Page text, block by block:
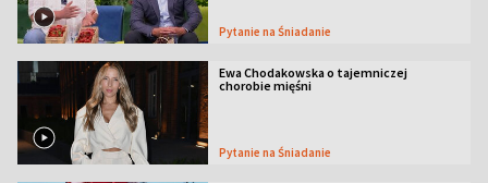
Pytanie na Śniadanie
Ewa Chodakowska o tajemniczej
chorobie mięśni
Pytanie na Śniadanie